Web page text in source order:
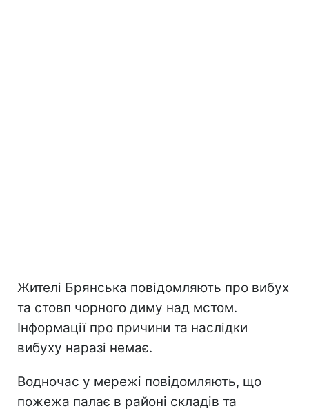
Жителі Брянська повідомляють про вибух
та стовп чорного диму над мстом.
Інформації про причини та наслідки
вибуху наразі немає.
Водночас у мережі повідомляють, що
пожежа палає в районі складів та